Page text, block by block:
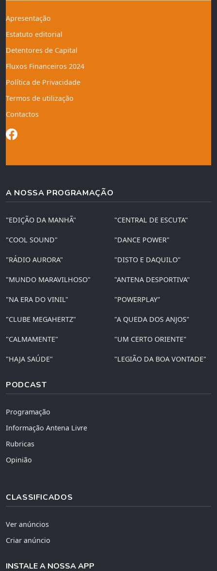
Apresentação
Estatuto editorial
Detentores de Capital
Fluxos Financeiros 2024
Política de Privacidade
Termos de utilização
Contactos
A NOSSA PROGRAMAÇÃO
"EDIÇÃO DA MANHÃ" "CENTRAL DE ESCUTA"
"COOL SOUND" "DANCE POWER"
"RÁDIO AURORA" "DISTO E DAQUILO"
"MUNDO MARAVILHOSO" "ANTENA DESPORTIVA"
"NA ERA DO VINIL" "POWERPLAY"
"CLUBE MEGAHERTZ" "A QUEDA DOS ANJOS"
"CALMAMENTE" "UM CERTO ORIENTE"
"HAJA SAÚDE" "LEGIÃO DA BOA VONTADE"
PODCAST
Programação
Informação Antena Livre
Rubricas
Opinião
CLASSIFICADOS
Ver anúncios
Criar anúncio
INSTALE A NOSSA APP